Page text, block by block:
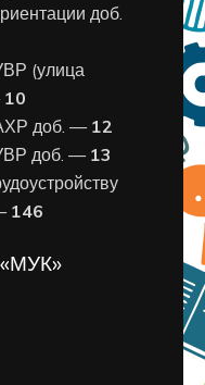
доб.
(улица
10
доб. — 12
доб. — 13
146